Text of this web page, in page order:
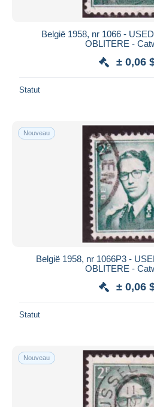
België 1958, nr 1066 -
OBLITERE -
± 0,06
Statut
Nouveau
België 1958, nr 1066P3 -
OBLITERE -
± 0,06
Statut
Nouveau